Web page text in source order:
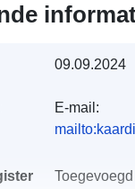
09.09.2024
E-mail:
Toegevoegd